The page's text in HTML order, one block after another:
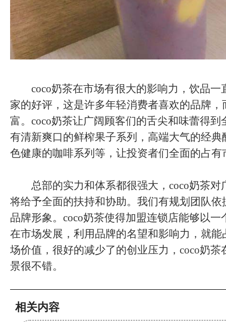
coco奶茶在市场有很大的影响力，饮品一
家的好评，这是许多年轻消费者喜欢的品牌，
富。coco奶茶让广阔顾客们的舌尖和味蕾得到
有清新爽口的鲜榨果子系列，高端大气的经典
色健康的咖啡系列等，让投资者们全面的占有
总部的实力和体系都很强大，coco奶茶对
将给予全面的扶持和协助。我们有规划团队依
品牌形象。coco奶茶使得加盟连锁店能够以一
在市场发展，利用品牌的名望和影响力，就能
场价值，很好的减少了的创业压力， coco奶茶
景很不错。
相关内容